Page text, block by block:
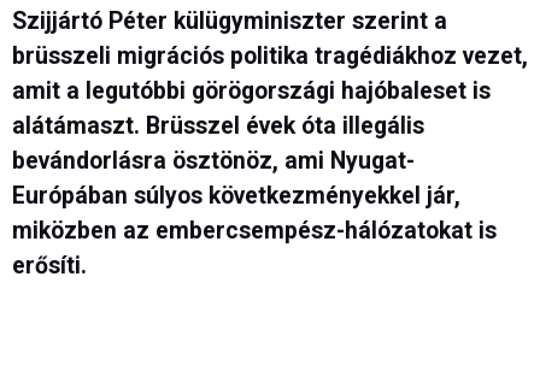
Szijjártó Péter külügyminiszter szerint a
brüsszeli migrációs politika tragédiákhoz vezet,
amit a legutóbbi görögországi hajóbaleset is
alátámaszt. Brüsszel évek óta illegális
bevándorlásra ösztönöz, ami Nyugat-
Európában súlyos következményekkel jár,
miközben az embercsempész-hálózatokat is
erősíti.